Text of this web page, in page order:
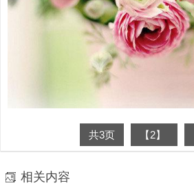
共3页 【2】
相关内容